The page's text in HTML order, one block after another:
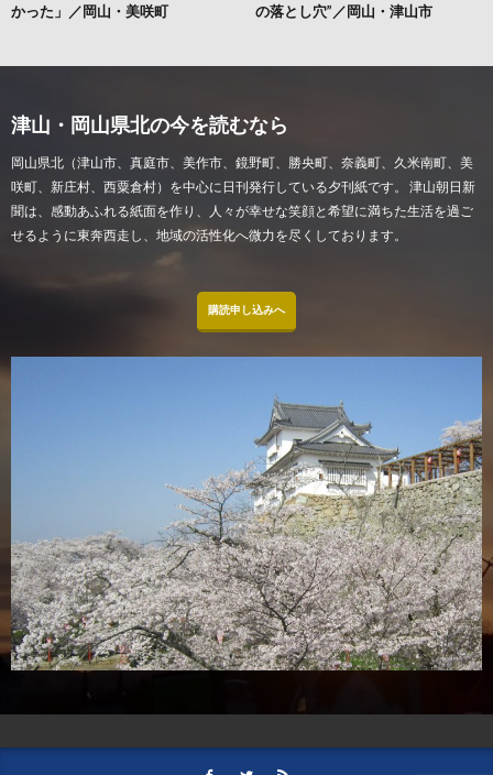
の落とし穴”／岡山・津山市
かった」／岡山・美咲町
津山・岡山県北の今を読むなら
岡山県北（津山市、真庭市、美作市、鏡野町、勝央町、奈義町、久米南町、美
咲町、新庄村、西粟倉村）を中心に日刊発行している夕刊紙です。 津山朝日新
聞は、感動あふれる紙面を作り、人々が幸せな笑顔と希望に満ちた生活を過ご
せるように東奔西走し、地域の活性化へ微力を尽くしております。
購読申し込みへ